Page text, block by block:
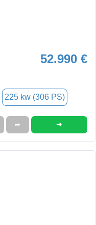
52.990 €
225 kw (306 PS)
➦ ➜